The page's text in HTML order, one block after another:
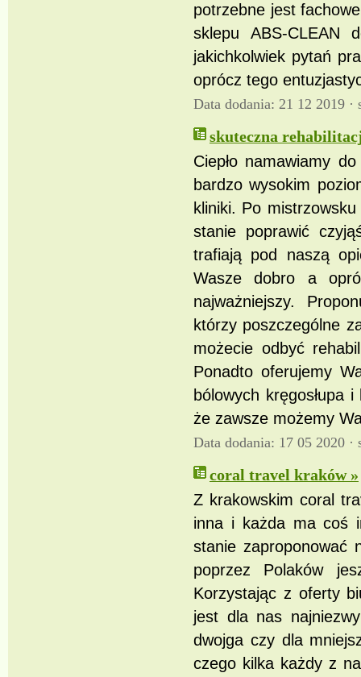
potrzebne jest
sklepu ABS-CLEAN
jakichkolwiek pytań
oprócz tego
Data dodania: 21 12 2019 ·
skuteczna
Ciepło namawiamy
bardzo wysokim
kliniki. Po
stanie poprawić
trafiają pod naszą
Wasze dobro a
najważniejszy.
którzy poszczególne
możecie odbyć
Ponadto oferujemy
bólowych kręgosłupa
że zawsze możemy
Data dodania: 17 05 2020 ·
coral travel kraków »
Z krakowskim coral
inna i każda ma coś
stanie zaproponować
poprzez Polaków
Korzystając z oferty
jest dla nas
dwojga czy dla
czego kilka każdy z